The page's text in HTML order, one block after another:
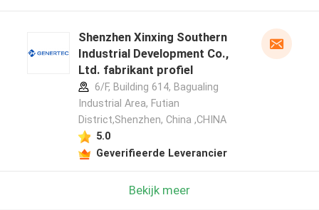
Shenzhen Xinxing Southern
Industrial Development Co.,
Ltd. fabrikant profiel
6/F, Building 614, Bagualing
Industrial Area, Futian
District,Shenzhen, China ,CHINA
5.0
Geverifieerde Leverancier
Bekijk meer